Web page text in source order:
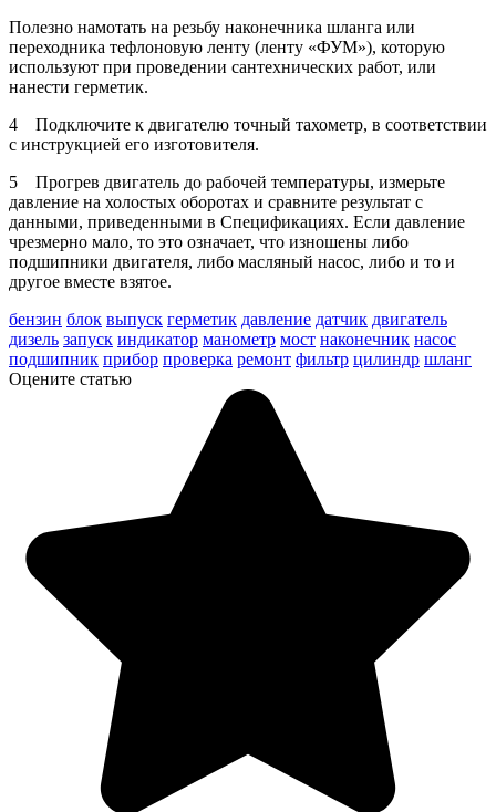
Полезно намотать на резьбу наконечника шланга или
переходника тефлоновую ленту (ленту «ФУМ»), которую
используют при проведении сантехнических работ, или
нанести герметик.
4 Подключите к двигателю точный тахометр, в соответствии
с инструкцией его изготовителя.
5 Прогрев двигатель до рабочей температуры, измерьте
давление на холостых оборотах и сравните результат с
данными, приведенными в Спецификациях. Если давление
чрезмерно мало, то это означает, что изношены либо
подшипники двигателя, либо масляный насос, либо и то и
другое вместе взятое.
бензин блок выпуск герметик давление датчик двигатель
дизель запуск индикатор манометр мост наконечник насос
подшипник прибор проверка ремонт фильтр цилиндр шланг
Оцените статью